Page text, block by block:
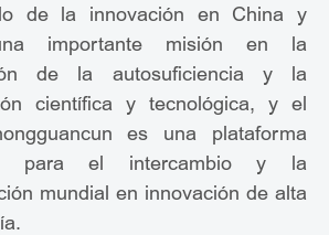
de la innovación en China y
importante misión en la
de la autosuficiencia y la
científica y tecnológica, y el
es una plataforma
para el intercambio y la
mundial en innovación de alta